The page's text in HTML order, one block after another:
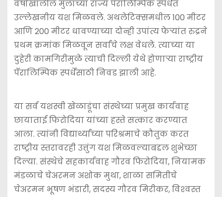
वर्षाखालील मुलांच्या राज्य पॅरालिम्पिक स्पर्धेत
उल्लेखनीय यश मिळवले. अथलेटिक्समधील 100 मीटर
आणि 200 मीटर धावण्याच्या दोन्ही उपांत्य फेऱ्यांत रुद्रने
प्रथम क्रमांक मिळवून सर्वांचे लक्ष वेधले. त्याच्या या
दुहेरी कामगिरीमुळे त्याची दिल्ली येथे होणाऱ्या राष्ट्रीय
पॅरालिम्पिक स्पर्धेसाठी निवड झाली आहे.
या सर्व यशस्वी खेळाडूंचा संस्थेच्या प्रमुख कार्यवाह
छायाताई फिरोदिया यांच्या हस्ते सत्कार करण्यात
आला. त्यांनी विद्यार्थ्यांच्या परिश्रमाचे कौतुक करत
राष्ट्रीय स्तरावरही उत्तुंग यश मिळवल्याबद्दल शुभेच्छा
दिल्या. संस्थेचे सहकार्यवाह गौरव फिरोदिया, नियामक
मंडळाचे चेअरमन अशोक मुथा, शाळा समितीचे
चेअरमन भूषण भंडारी, सदस्य गौरव मिरीकर, विश्‍वस्त